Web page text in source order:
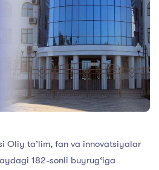
Oliy ta’lim, fan va innovatsiyalar
182-sonli buyrug‘iga